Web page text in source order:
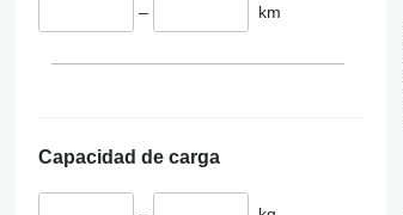
– km
Capacidad de carga